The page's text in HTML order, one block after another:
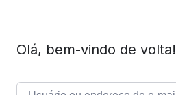
Olá, bem-vindo de volta!